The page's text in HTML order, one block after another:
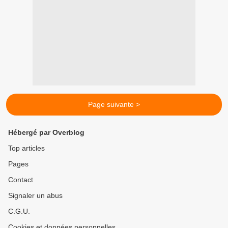
Page suivante >
Hébergé par Overblog
Top articles
Pages
Contact
Signaler un abus
C.G.U.